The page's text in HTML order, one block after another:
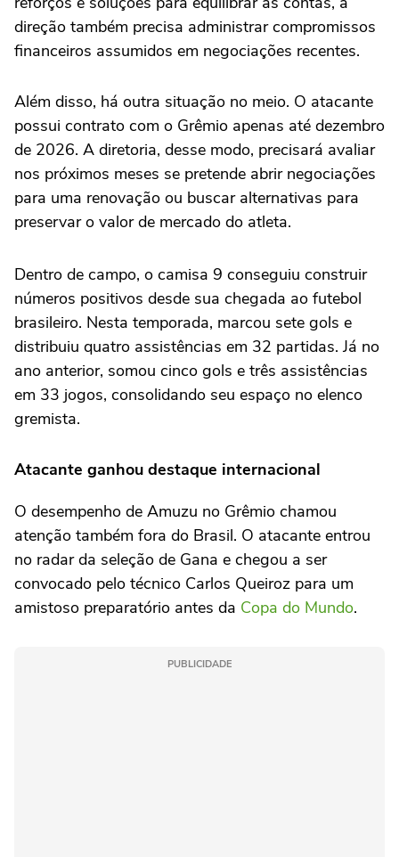
direção também precisa administrar compromissos
financeiros assumidos em negociações recentes.
Além disso, há outra situação no meio. O atacante
possui contrato com o Grêmio apenas até dezembro
de 2026. A diretoria, desse modo, precisará avaliar
nos próximos meses se pretende abrir negociações
para uma renovação ou buscar alternativas para
preservar o valor de mercado do atleta.
Dentro de campo, o camisa 9 conseguiu construir
números positivos desde sua chegada ao futebol
brasileiro. Nesta temporada, marcou sete gols e
distribuiu quatro assistências em 32 partidas. Já no
ano anterior, somou cinco gols e três assistências
em 33 jogos, consolidando seu espaço no elenco
gremista.
Atacante ganhou destaque internacional
O desempenho de Amuzu no Grêmio chamou
atenção também fora do Brasil. O atacante entrou
no radar da seleção de Gana e chegou a ser
convocado pelo técnico Carlos Queiroz para um
amistoso preparatório antes da Copa do Mundo.
PUBLICIDADE